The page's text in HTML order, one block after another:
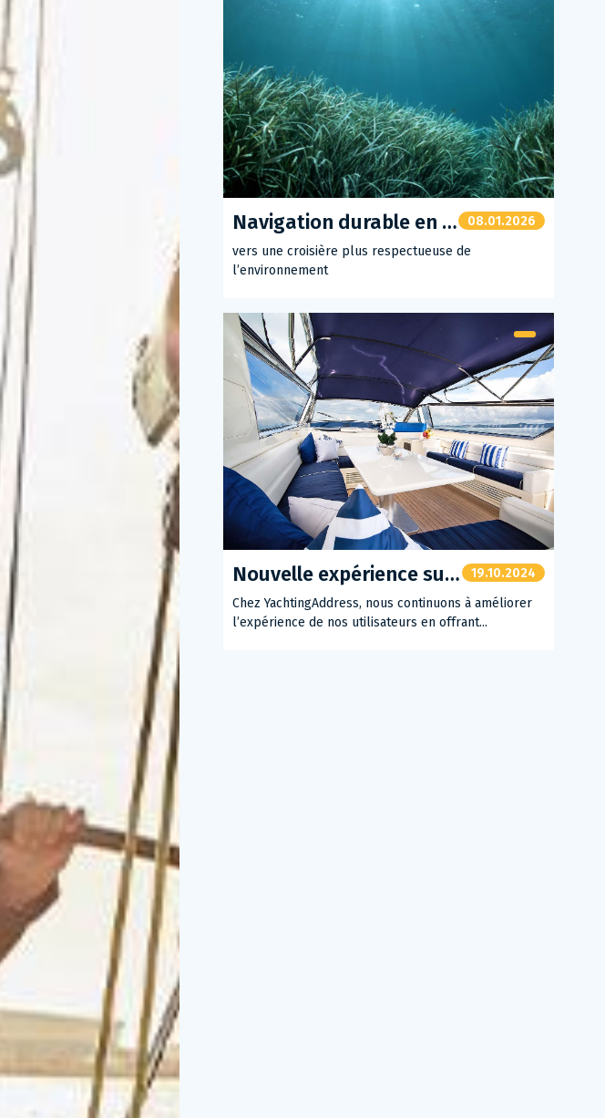
Navigation durable en mer : vers une croisière plus respectueuse de l’environnement
08.01.2026
vers une croisière plus respectueuse de
l’environnement
Nouvelle expérience sur YachtingAddress : Les visites virtuelles et vidéos à l’honneur
19.10.2024
Chez YachtingAddress, nous continuons à améliorer
l’expérience de nos utilisateurs en offrant...